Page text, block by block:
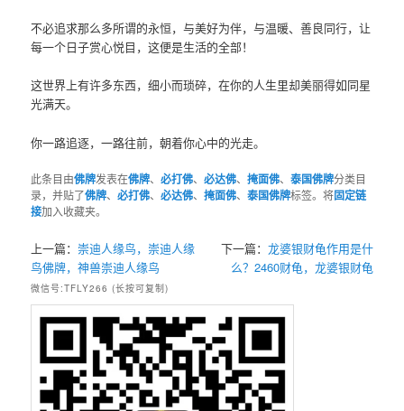
不必追求那么多所谓的永恒，与美好为伴，与温暖、善良同行，让
每一个日子赏心悦目，这便是生活的全部！
这世界上有许多东西，细小而琐碎，在你的人生里却美丽得如同星
光满天。
你一路追逐，一路往前，朝着你心中的光走。
此条目由佛牌发表在佛牌、必打佛、必达佛、掩面佛、泰国佛牌分类目
录，并贴了佛牌、必打佛、必达佛、掩面佛、泰国佛牌标签。将固定链
接加入收藏夹。
上一篇： 崇迪人缘鸟，崇迪人缘
鸟佛牌，神兽崇迪人缘鸟
下一篇： 龙婆银财龟作用是什
么？2460财龟，龙婆银财龟
微信号:TFLY266 (长按可复制)